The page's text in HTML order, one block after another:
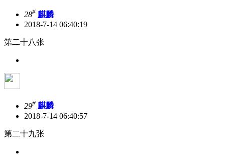
28# 麒麟
2018-7-14 06:40:19
第二十八张
29# 麒麟
2018-7-14 06:40:57
第二十九张